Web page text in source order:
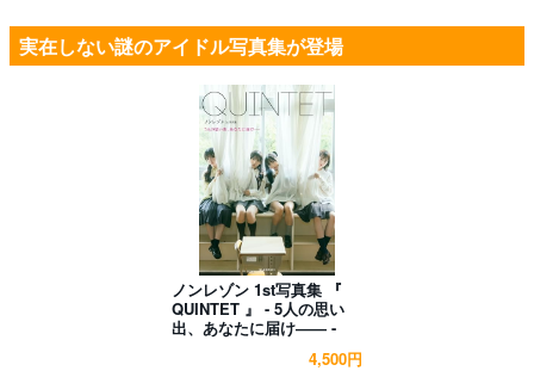
実在しない謎のアイドル写真集が登場
ノンレゾン 1st写真集 『
QUINTET 』 - 5人の思い
出、あなたに届け―― -
4,500円